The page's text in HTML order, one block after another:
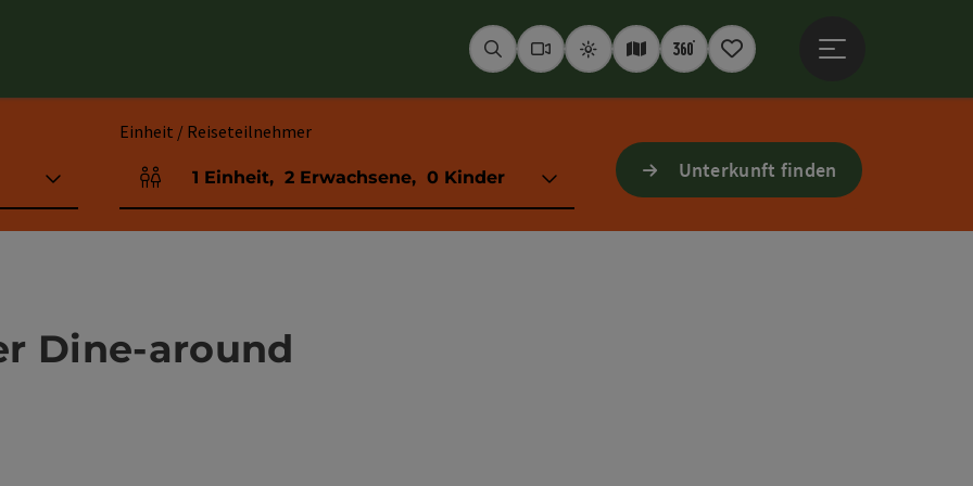
SuchenWebcams
WetterInteraktive Karte
360° Panoramen
Merkzettel
Einheit / Reiseteilnehmer
Einheitenanzahl und Personenfelder
1 Einheit, 2 Erwachsene, 0 Kinder Unterkunft finden
Dine-around